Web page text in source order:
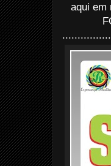
aqui em